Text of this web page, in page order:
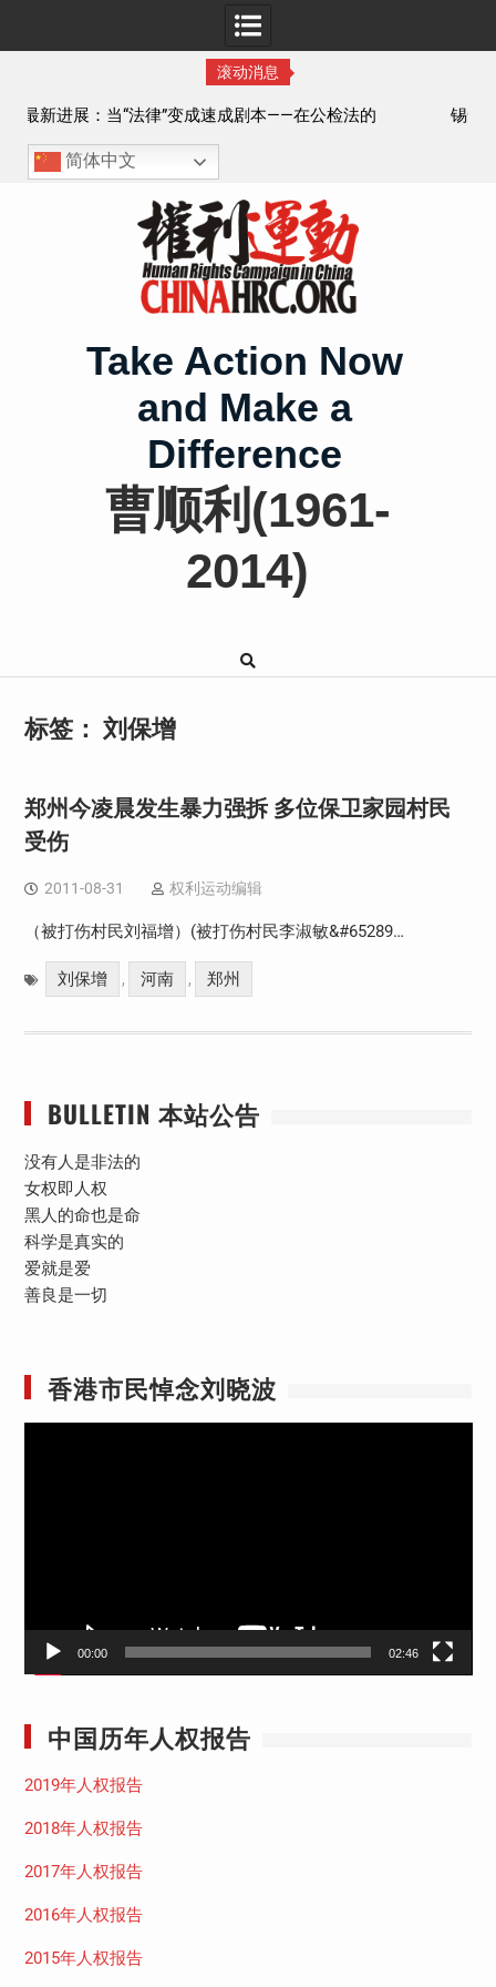
滚动消息
在公检法的 锡安教案王聪女士被抓更多细节曝光 之一
简体中文
Take Action Now
and Make a
Difference
曹顺利(1961-
2014)
标签： 刘保增
郑州今凌晨发生暴力强拆 多位保卫家园村民
受伤
2011-08-31 权利运动编辑
（被打伤村民刘福增）(被打伤村民李淑敏&#65289…
刘保增 , 河南 , 郑州
BULLETIN 本站公告
没有人是非法的
女权即人权
黑人的命也是命
科学是真实的
爱就是爱
善良是一切
香港市民悼念刘晓波
00:00 02:46
中国历年人权报告
2019年人权报告
2018年人权报告
2017年人权报告
2016年人权报告
2015年人权报告